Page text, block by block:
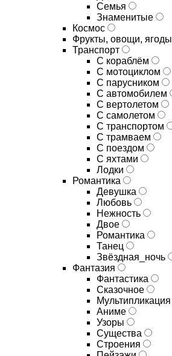
Семья
Знаменитые
Космос
Фрукты, овощи, ягоды
Транспорт
С кораблём
С мотоциклом
С парусником
С автомобилем
С вертолетом
С самолетом
С транспортом
С трамваем
С поездом
С яхтами
Лодки
Романтика
Девушка
Любовь
Нежность
Двое
Романтика
Танец
Звёздная_ночь
Фантазия
Фантастика
Сказочное
Мультипликация
Аниме
Узоры
Существа
Строения